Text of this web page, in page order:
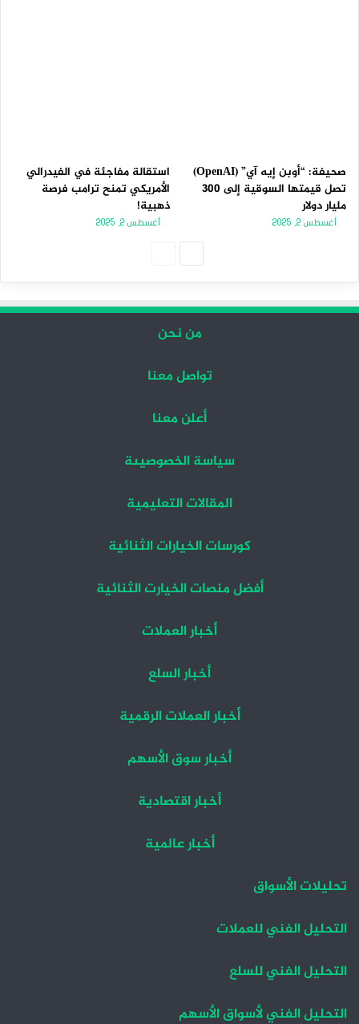
صحيفة: “أوبن إيه آي” (OpenAI)
تصل قيمتها السوقية إلى 300
مليار دولار
أغسطس 2, 2025
استقالة مفاجئة في الفيدرالي
الأمريكي تمنح ترامب فرصة
ذهبية!
أغسطس 2, 2025
من نحن
تواصل معنا
أعلن معنا
سياسة الخصوصيىة
المقالات التعليمية
كورسات الخيارات الثنائية
أفضل منصات الخيارت الثنائية
أخبار العملات
أخبار السلع
أخبار العملات الرقمية
أخبار سوق الأسهم
أخبار اقتصادية
أخبار عالمية
تحليلات الأسواق
التحليل الفني للعملات
التحليل الفني للسلع
التحليل الفني لأسواق الأسهم